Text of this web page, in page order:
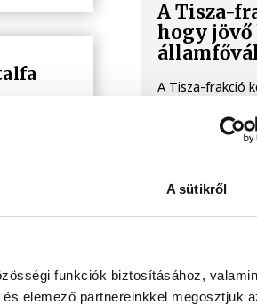
A sütikről
funkciók biztosításához,
elemező partnereinkkel megosztjuk
A Tisza-
hogy jövő
A Tisza-frakció
jövő kedden
Valami
ma reggel
Rendhagyó
Magyar idő
csapódott a
felső fokozata.
szemmel nem
távcsövekkel